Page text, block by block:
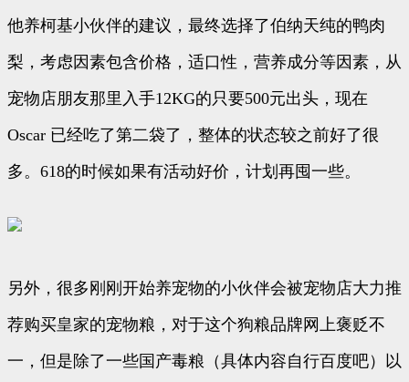
他养柯基小伙伴的建议，最终选择了伯纳天纯的鸭肉
梨，考虑因素包含价格，适口性，营养成分等因素，从
宠物店朋友那里入手12KG的只要500元出头，现在
Oscar 已经吃了第二袋了，整体的状态较之前好了很
多。618的时候如果有活动好价，计划再囤一些。
另外，很多刚刚开始养宠物的小伙伴会被宠物店大力推
荐购买皇家的宠物粮，对于这个狗粮品牌网上褒贬不
一，但是除了一些国产毒粮（具体内容自行百度吧）以